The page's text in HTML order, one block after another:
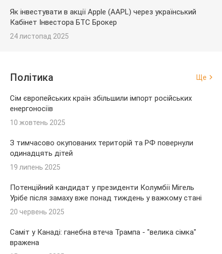
Як інвестувати в акції Apple (AAPL) через український
Кабінет Інвестора БТС Брокер
24 листопад 2025
Політика Ще
Сім європейських країн збільшили імпорт російських
енергоносіїв
10 жовтень 2025
З тимчасово окупованих територій та РФ повернули
одинадцять дітей
19 липень 2025
Потенційний кандидат у президенти Колумбії Мігель
Урібе після замаху вже понад тиждень у важкому стані
20 червень 2025
Саміт у Канаді: ганебна втеча Трампа - "велика сімка"
вражена